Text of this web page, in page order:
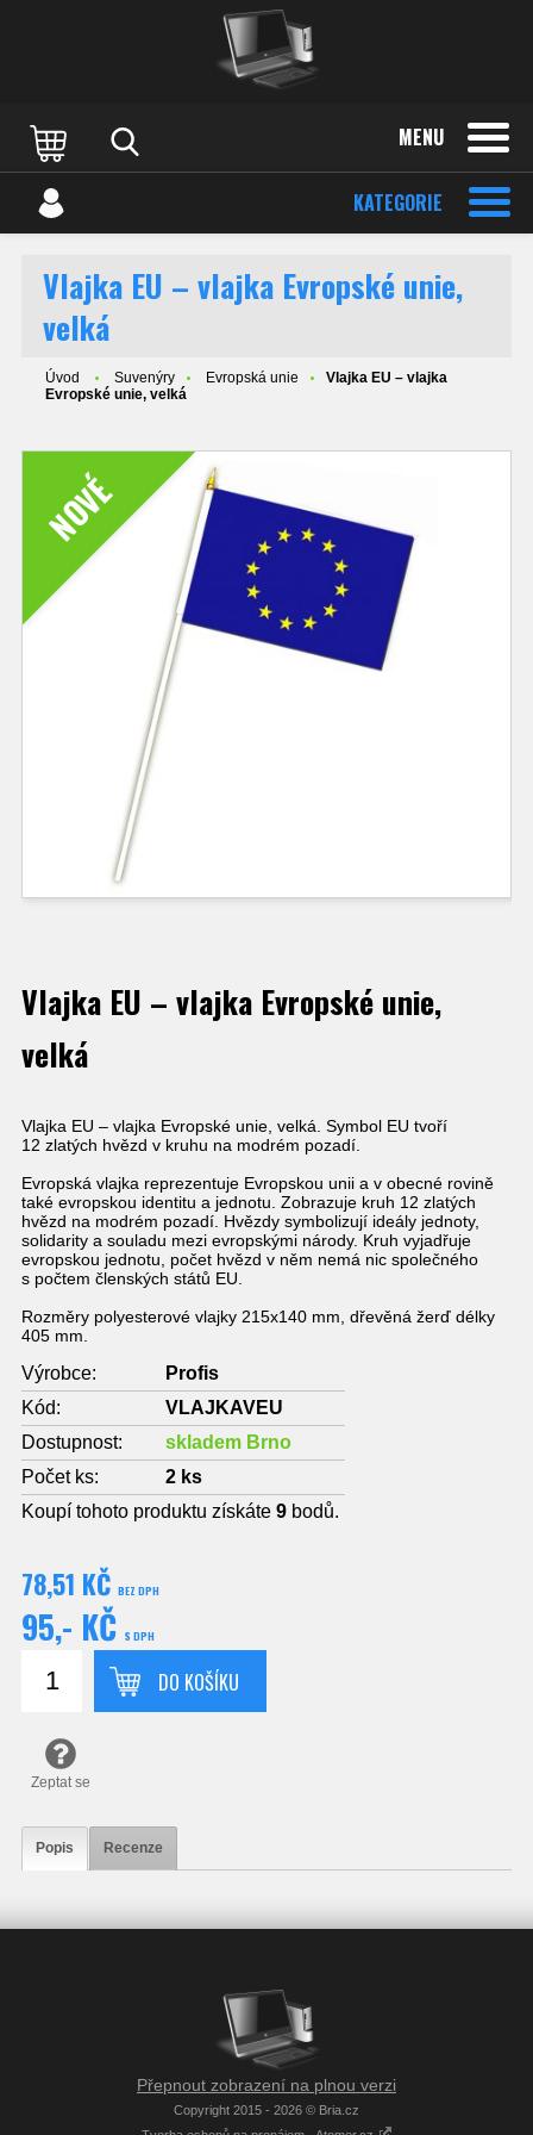
MENU
KATEGORIE
Vlajka EU – vlajka Evropské unie,
velká
Úvod Suvenýry Evropská unie
Vlajka EU – vlajka
Evropské unie, velká
NOVÉ
Vlajka EU – vlajka Evropské unie,
velká
Vlajka EU – vlajka Evropské unie, velká. Symbol EU tvoří
12 zlatých hvězd v kruhu na modrém pozadí.
Evropská vlajka reprezentuje Evropskou unii a v obecné rovině
také evropskou identitu a jednotu. Zobrazuje kruh 12 zlatých
hvězd na modrém pozadí. Hvězdy symbolizují ideály jednoty,
solidarity a souladu mezi evropskými národy. Kruh vyjadřuje
evropskou jednotu, počet hvězd v něm nemá nic společného
s počtem členských států EU.
Rozměry polyesterové vlajky 215x140 mm, dřevěná žerď délky
405 mm.
Výrobce:
Profis
Kód:
VLAJKAVEU
Dostupnost:
skladem Brno
Počet ks:
2 ks
Koupí tohoto produktu získáte 9 bodů.
78,51 KČ BEZ DPH
95,- KČ S DPH
DO KOŠÍKU
Zeptat se
Popis Recenze
Přepnout zobrazení na plnou verzi
Copyright 2015 - 2026 © Bria.cz